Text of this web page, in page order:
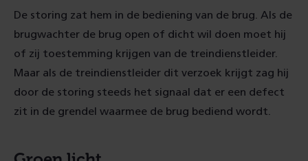
De storing zat hem in de bediening van de brug. Als de
brugwachter de brug open of dicht wil doen moet hij
of zij toestemming krijgen van de treindienstleider.
Maar als de treindienstleider dit verzoek krijgt zag hij
door de storing steeds het signaal dat er een defect
zit in de grendel waarmee de brug bediend wordt.